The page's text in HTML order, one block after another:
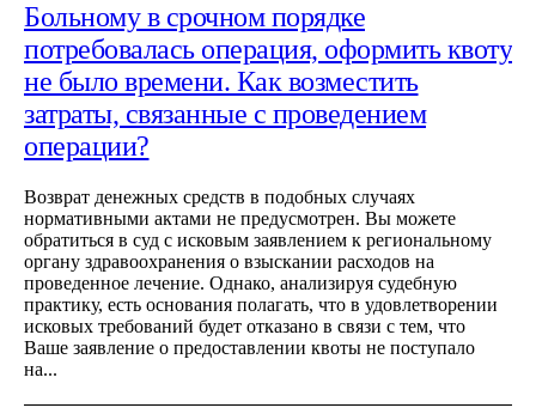
Больному в срочном порядке
потребовалась операция, оформить квоту
не было времени. Как возместить
затраты, связанные с проведением
операции?
Возврат денежных средств в подобных случаях
нормативными актами не предусмотрен. Вы можете
обратиться в суд с исковым заявлением к региональному
органу здравоохранения о взыскании расходов на
проведенное лечение. Однако, анализируя судебную
практику, есть основания полагать, что в удовлетворении
исковых требований будет отказано в связи с тем, что
Ваше заявление о предоставлении квоты не поступало
на...